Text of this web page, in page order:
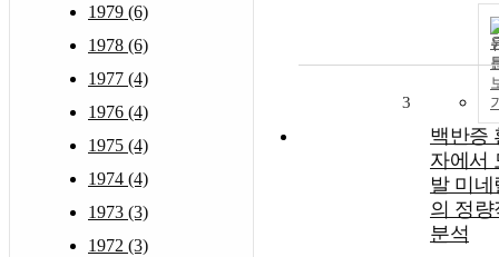
1979 (6)
1978 (6)
1977 (4)
1976 (4)
1975 (4)
1974 (4)
1973 (3)
1972 (3)
3
백반증
자에서
발 미네
의 정량
분석